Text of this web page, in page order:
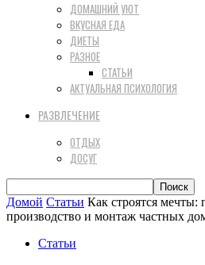
ДОМАШНИЙ УЮТ
ВКУСНАЯ ЕДА
ДИЕТЫ
РАЗНОЕ
СТАТЬИ
АКТУАЛЬНАЯ ПСИХОЛОГИЯ
РАЗВЛЕЧЕНИЕ
ОТДЫХ
ДОСУГ
Домой Статьи Как строятся мечты:
производство и монтаж частных
Статьи